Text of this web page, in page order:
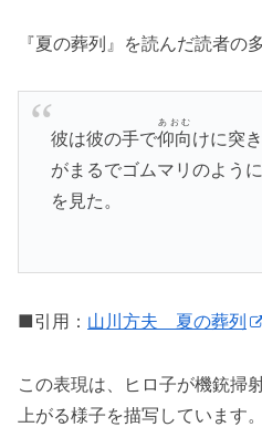
『夏の葬列』を読んだ読者の
彼は彼の手で仰向
あおむ
けに突
がまるでゴムマリのよう
を見た。
■引用： 山川方夫 夏の葬列
この表現は、ヒロ子が機銃掃
上がる様子を描写しています。